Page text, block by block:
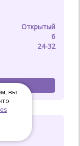
Открытый
6
24-32
вы